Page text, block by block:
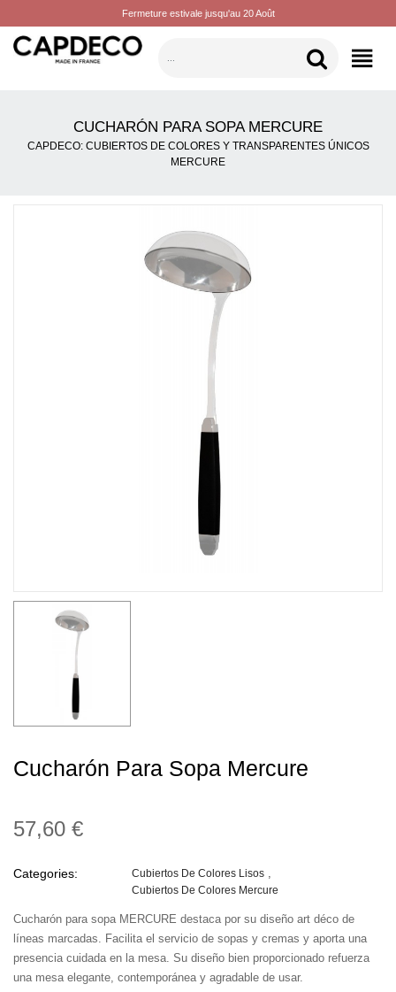
Fermeture estivale jusqu'au 20 Août
CATEGORÍAS
CUCHARÓN PARA SOPA MERCURE
CAPDECO: CUBIERTOS DE COLORES Y TRANSPARENTES ÚNICOS
MERCURE
Cucharón Para Sopa Mercure
57,60 €
Categories:
Cubiertos De Colores Lisos
Cubiertos De Colores Mercure
Cucharón para sopa MERCURE destaca por su diseño art déco de
líneas marcadas. Facilita el servicio de sopas y cremas y aporta una
presencia cuidada en la mesa. Su diseño bien proporcionado refuerza
una mesa elegante, contemporánea y agradable de usar.